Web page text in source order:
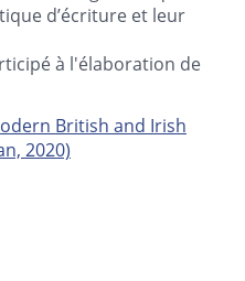
d’écriture et leur
à l'élaboration de
British and Irish
2020)